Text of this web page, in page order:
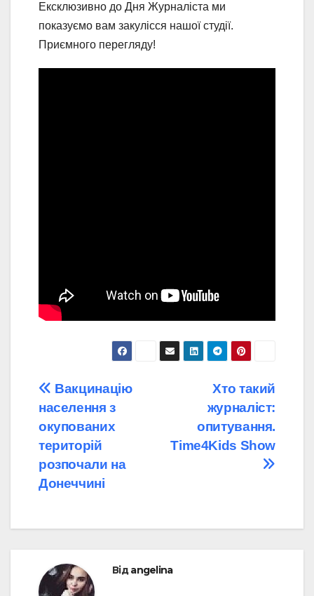
Ексклюзивно до Дня Журналіста ми
показуємо вам закулісся нашої студії.
Приємного перегляду!
Навігація
записів
Хто такий
журналіст:
опитування.
Time4Kids Show
Вакцинацію
населення з
окупованих
територій
розпочали на
Донеччині
Відangelina